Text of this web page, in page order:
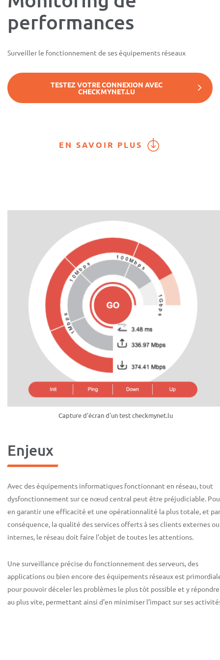
performances
Surveiller le fonctionnement de ses équipements réseaux
TESTEZ VOTRE CONNEXION AVEC
CHECKMYNET.LU
EN SAVOIR PLUS
Enjeux
Avec des équipements informatiques fonctionnant en réseau, tout
dysfonctionnement sur ce nœud central peut être préjudiciable.
en garantir une efficacité et une opérationnalité la plus totale, et par
conséquence, la qualité des services offerts à ses clients externes ou
internes, le réseau doit faire l’objet de toutes les attentions.
Une surveillance précise du fonctionnement des serveurs, des
applications ou bien encore des équipements réseaux est
pour pouvoir déceler les problèmes le plus tôt possible et y répondre
au plus vite, permettant ainsi d'en minimiser l’impact sur ses
Capture d'écran d'un test checkmynet.lu